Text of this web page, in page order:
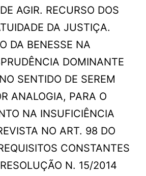
AGIR. RECURSO DOS
DA JUSTIÇA.
DA BENESSE NA
DOMINANTE
SENTIDO DE SEREM
ANALOGIA, PARA O
NA INSUFICIÊNCIA
NO ART. 98 DO
CONSTANTES
N. 15/2014